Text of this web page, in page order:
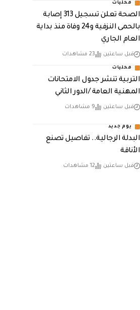
محليات
الصحة تعلن تسجيل 313 إصابة
بالحمى النزفية و24 وفاة منذ بداية
العام الجاري
قبل ساعتين 23 مشاهدات
محليات
التربية تنشر جدول الامتحانات
المهنية العامة /الدور الثاني
قبل ساعتين 9 مشاهدات
يوم جديد
البدلة الرجالية.. تفاصيل تصنع
الأناقة
قبل ساعتين 12 مشاهدات